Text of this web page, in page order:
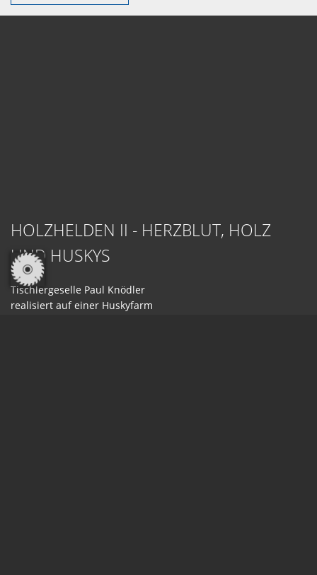
HOLZHELDEN II - HERZBLUT, HOLZ
UND HUSKYS
Tischlergeselle Paul Knödler
realisiert auf einer Huskyfarm